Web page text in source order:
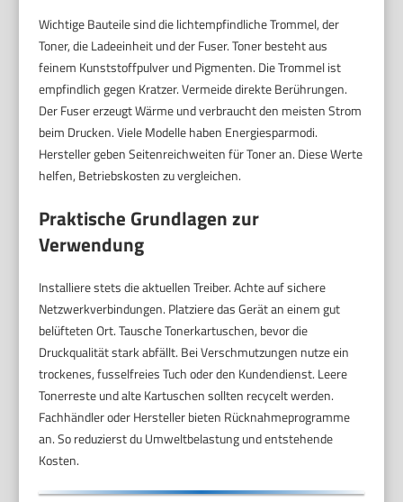
Wichtige Bauteile sind die lichtempfindliche Trommel, der
Toner, die Ladeeinheit und der Fuser. Toner besteht aus
feinem Kunststoffpulver und Pigmenten. Die Trommel ist
empfindlich gegen Kratzer. Vermeide direkte Berührungen.
Der Fuser erzeugt Wärme und verbraucht den meisten Strom
beim Drucken. Viele Modelle haben Energiesparmodi.
Hersteller geben Seitenreichweiten für Toner an. Diese Werte
helfen, Betriebskosten zu vergleichen.
Praktische Grundlagen zur
Verwendung
Installiere stets die aktuellen Treiber. Achte auf sichere
Netzwerkverbindungen. Platziere das Gerät an einem gut
belüfteten Ort. Tausche Tonerkartuschen, bevor die
Druckqualität stark abfällt. Bei Verschmutzungen nutze ein
trockenes, fusselfreies Tuch oder den Kundendienst. Leere
Tonerreste und alte Kartuschen sollten recycelt werden.
Fachhändler oder Hersteller bieten Rücknahmeprogramme
an. So reduzierst du Umweltbelastung und entstehende
Kosten.